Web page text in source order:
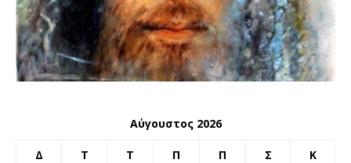
Αύγουστος 2026
Δ Τ Τ Π Π Σ Κ